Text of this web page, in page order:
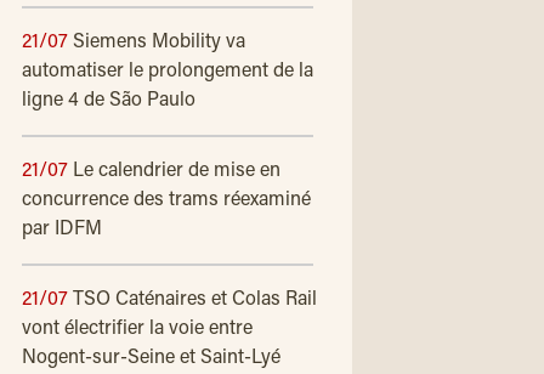
21/07 Siemens Mobility va
automatiser le prolongement de la
ligne 4 de São Paulo
21/07 Le calendrier de mise en
concurrence des trams réexaminé
par IDFM
21/07
TSO Caténaires et Colas Rail
vont électrifier la voie entre
Nogent-sur-Seine et Saint-Lyé